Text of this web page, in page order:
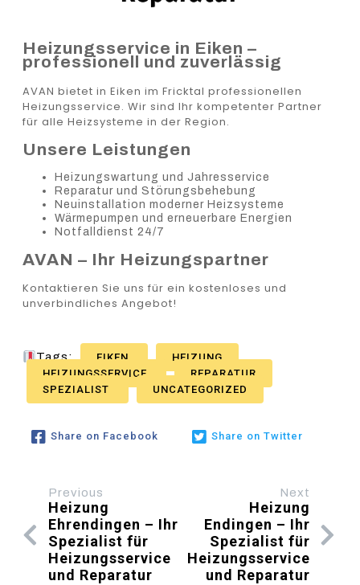
Heizungsservice in Eiken –
professionell und zuverlässig
AVAN bietet in Eiken im Fricktal professionellen
Heizungsservice. Wir sind Ihr kompetenter Partner
für alle Heizsysteme in der Region.
Unsere Leistungen
Heizungswartung und Jahresservice
Reparatur und Störungsbehebung
Neuinstallation moderner Heizsysteme
Wärmepumpen und erneuerbare Energien
Notfalldienst 24/7
AVAN – Ihr Heizungspartner
Kontaktieren Sie uns für ein kostenloses und
unverbindliches Angebot!
Tags: EIKEN
HEIZUNG
HEIZUNGSSERVICE
REPARATUR
SPEZIALIST
UNCATEGORIZED
Share on Facebook Share on Twitter
Previous
Heizung
Ehrendingen – Ihr
Spezialist für
Heizungsservice
und Reparatur
Next
Heizung
Endingen – Ihr
Spezialist für
Heizungsservice
und Reparatur